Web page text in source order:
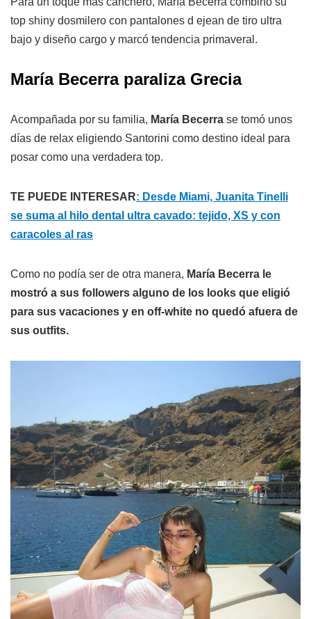
top shiny dosmilero con pantalones d ejean de tiro ultra
bajo y diseño cargo y marcó tendencia primaveral.
María Becerra paraliza Grecia
Acompañada por su familia, María Becerra se tomó unos
días de relax eligiendo Santorini como destino ideal para
posar como una verdadera top.
TE PUEDE INTERESAR: Desde Miami, Juanita Tinelli
se suma al hilo dental ultra cavado: tejido, XS y con
caracoles al ras
Como no podía ser de otra manera, María Becerra le
mostró a sus followers alguno de los looks que eligió
para sus vacaciones y en off-white no quedó afuera de
sus outfits.